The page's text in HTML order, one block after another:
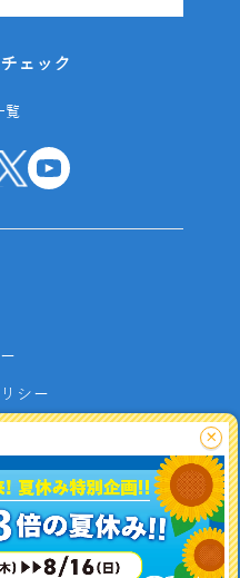
ェック
覧
シー
×